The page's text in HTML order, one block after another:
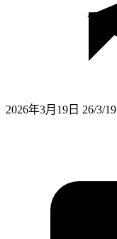
2026年3月19日 26/3/19